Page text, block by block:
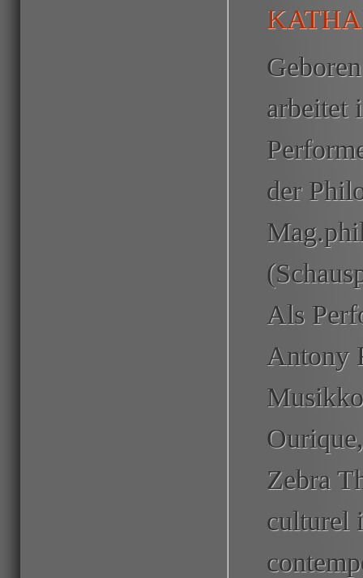
arbeitet
der
Als
Antony
Zebra
culturel